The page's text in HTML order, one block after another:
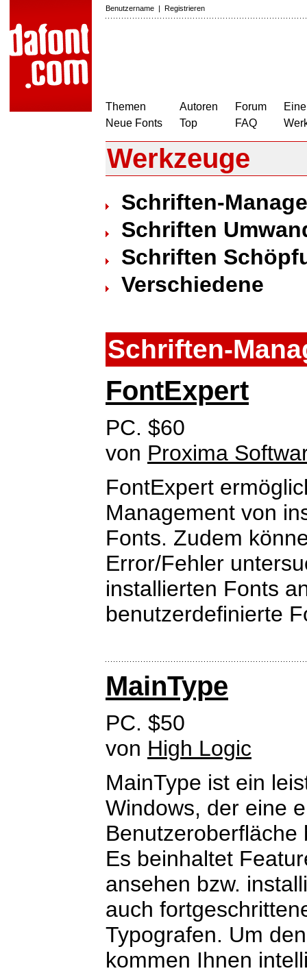
Benutzername | Registrieren
Themen
Neue Fonts
Autoren
Top
Forum
FAQ
Werkzeuge
Schriften-
Schriften
Schriften
Verschiedene
Schriften-
FontExpert
PC. $60
von Proxima
FontExpert
Management von
Fonts. Zudem
Error/Fehler
installierten Fonts
benutzerdefinierte
MainType
PC. $50
von High Logic
MainType ist ein
Windows, der eine
Benutzeroberfläche
Es beinhaltet
ansehen bzw.
auch
Typografen. Um
kommen Ihnen